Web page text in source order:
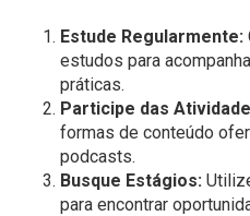
Estude Regularmente:
estudos para
práticas.
Participe das
formas de conteúdo
podcasts.
Busque Estágios:
para encontrar